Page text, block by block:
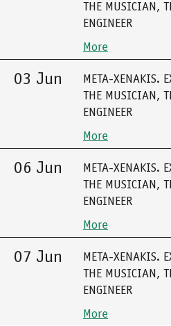
THE MUSICIAN,
ENGINEER
More
03 Jun
META-XENAKIS.
THE MUSICIAN,
ENGINEER
More
06 Jun
META-XENAKIS.
THE MUSICIAN,
ENGINEER
More
07 Jun
META-XENAKIS.
THE MUSICIAN,
ENGINEER
More